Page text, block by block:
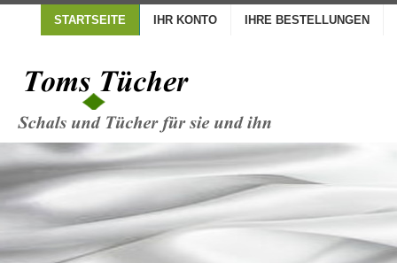
STARTSEITE IHR KONTO IHRE BESTELLUNGEN